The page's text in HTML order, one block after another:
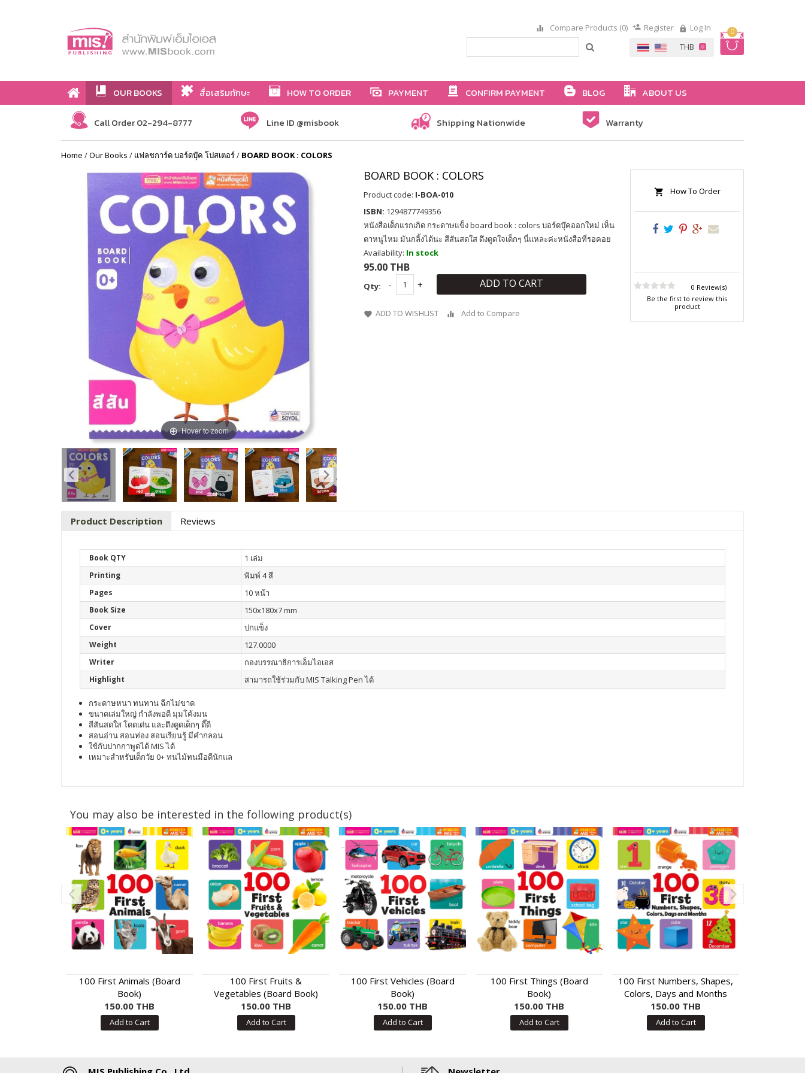
0
Compare Products (0) Register Log In
OUR BOOKS สื่อเสริมทักษะ HOW TO ORDER PAYMENT CONFIRM PAYMENT BLOG ABOUT US
Call Order 02-294-8777 Line ID @misbook Shipping Nationwide Warranty
Home /Our Books / แฟลชการ์ด บอร์ดบุ๊ค โปสเตอร์/ BOARD BOOK : COLORS
Hover to zoom
BOARD BOOK : COLORS
Product code: I-BOA-010
ISBN: 1294877749356
หนังสือเด็กแรกเกิด กระดาษแข็ง board book : colors บอร์ดบุ๊คออกใหม่ เห็น
ตาหนูไหม มันกลิ้งได้นะ สีสันสดใส ดึงดูดใจเด็กๆ นี่แหละค่ะหนังสือที่รอคอย
Availability: In stock
95.00 THB
Qty: ADD TO CART
ADD TO WISHLIST Add to Compare
How To Order
0 Review(s)
Be the first to review this
product
Product Description Reviews
Book QTY 1 เล่ม
Printing พิมพ์ 4 สี
Pages 10 หน้า
Book Size 150x180x7 mm
Cover ปกแข็ง
Weight 127.0000
Writer กองบรรณาธิการเอ็มไอเอส
Highlight สามารถใช้ร่วมกับ MIS Talking Pen ได้
กระดาษหนา ทนทาน ฉีกไม่ขาด
ขนาดเล่มใหญ่ กำลังพอดี มุมโค้งมน
สีสันสดใส โดดเด่น และดึงดูดเด็กๆ ดี๊ดี
สอนอ่าน สอนท่อง สอนเรียนรู้ มีคำกลอน
ใช้กับปากกาพูดได้ MIS ได้
เหมาะสำหรับเด็กวัย 0+ ทนไม้ทนมือดีนักแล
You may also be interested in the following product(s)
100 First Animals (Board
Book)
150.00 THB
Add to Cart
100 First Fruits &
Vegetables (Board Book)
150.00 THB
Add to Cart
100 First Vehicles (Board
Book)
150.00 THB
Add to Cart
100 First Things (Board
Book)
150.00 THB
Add to Cart
100 First Numbers, Shapes,
Colors, Days and Months
(Board Book)
150.00 THB
Add to Cart